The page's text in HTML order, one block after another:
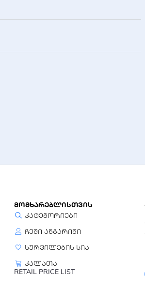
მომხარებლისთვის
კატეგორიები
ჩემი ანგარიში
სურვილების სია
კალათა
RETAIL PRICE LIST